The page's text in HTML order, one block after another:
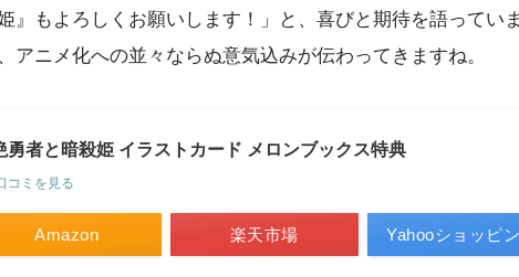
』もよろしくお願いします！」と、喜びと期待を語ってい
アニメ化への並々ならぬ意気込みが伝わってきますね。
勇者と暗殺姫 イラストカード メロンブックス特典
コミを見る
Amazon 楽天市場 Yahooショッピ